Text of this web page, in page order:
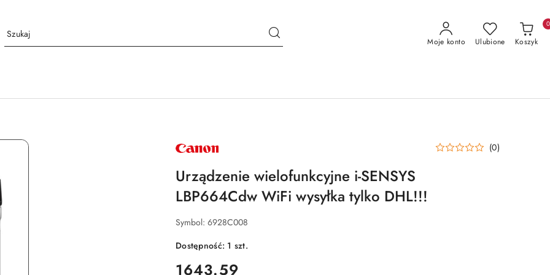
Moje konto Ulubione Koszyk
0
NAZWA
PRODUCENTA: (0)
Urządzenie wielofunkcyjne i-SENSYS
LBP664Cdw WiFi wysyłka tylko DHL!!!
Symbol: 6928C008
Dostępność: 1 szt.
cena:
1643.59